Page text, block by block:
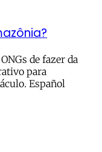
de fazer da
para
Español